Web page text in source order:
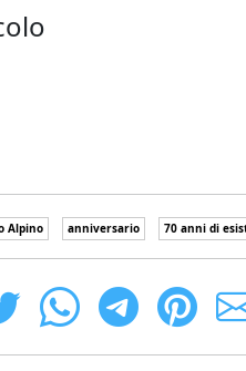
Alpino anniversario 70 anni di